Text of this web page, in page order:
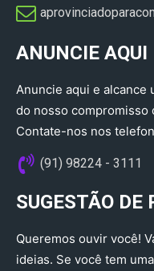
ANUNCIE AQUI
Anuncie aqui e alcance
do nosso compromisso
Contate-nos nos
(91) 98224 - 3111
SUGESTÃO DE
Queremos ouvir você!
ideias. Se você tem